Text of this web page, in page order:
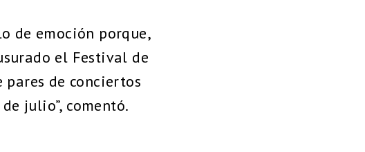
de emoción porque,
el Festival de
pares de conciertos
julio”, comentó.